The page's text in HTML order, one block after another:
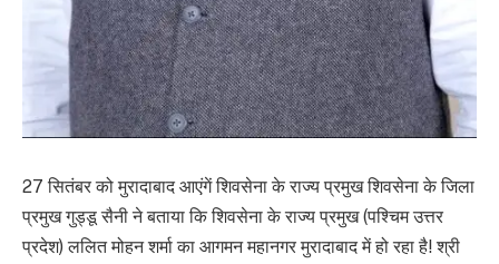
27 सितंबर को मुरादाबाद आएंगें शिवसेना के राज्य प्रमुख शिवसेना के जिला
प्रमुख गुड्डू सैनी ने बताया कि शिवसेना के राज्य प्रमुख (पश्चिम उत्तर
प्रदेश) ललित मोहन शर्मा का आगमन महानगर मुरादाबाद में हो रहा है! श्री